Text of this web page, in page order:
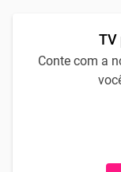
TV
Conte com a